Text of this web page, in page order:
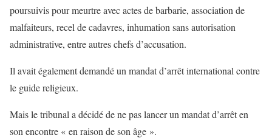
poursuivis pour meurtre avec actes de barbarie, association de
malfaiteurs, recel de cadavres, inhumation sans autorisation
administrative, entre autres chefs d’accusation.
Il avait également demandé un mandat d’arrêt international contre
le guide religieux.
Mais le tribunal a décidé de ne pas lancer un mandat d’arrêt en
son encontre « en raison de son âge ».